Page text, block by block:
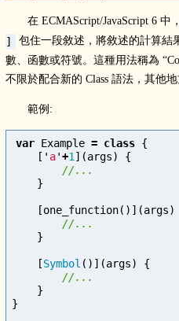
在 ECMAScript/JavaScript 6
]
包住一段敘述，將敘述的計算結
數、函數或符號。這種用法稱為
不限於配合新的 Class 語法，其他地
範例:
var Example = class {
[ ' a'+1 ](args)
{
//...
}
[one_function()](args)
//...
}
[Symbol ()](args)
{
//...
}
}